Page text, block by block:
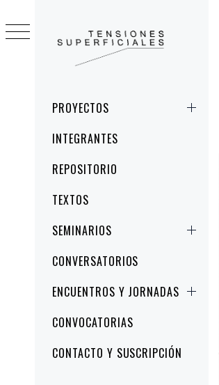
principalPROYECTOS
INTEGRANTES
REPOSITORIO
TEXTOS
SEMINARIOS
CONVERSATORIOS
ENCUENTROS Y JORNADAS
CONVOCATORIAS
CONTACTO Y SUSCRIPCIÓN
al
contenido